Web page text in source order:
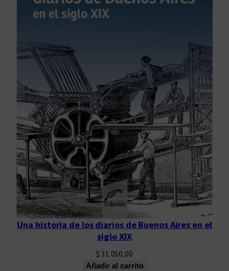
Una historia de los diarios de Buenos Aires en el
siglo XIX
$ 31.050,00
Añadir al carrito